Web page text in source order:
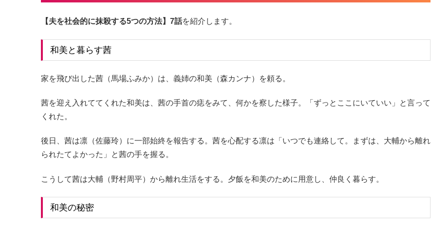
【夫を社会的に抹殺する5つの方法】7話を紹介します。
和美と暮らす茜
家を飛び出した茜（馬場ふみか）は、義姉の和美（森カンナ）を頼る。
茜を迎え入れててくれた和美は、茜の手首の痣をみて、何かを察した様子。「ずっとここにいていい」と言って
くれた。
後日、茜は凛（佐藤玲）に一部始終を報告する。茜を心配する凛は「いつでも連絡して。まずは、大輔から離れ
られたてよかった」と茜の手を握る。
こうして茜は大輔（野村周平）から離れ生活をする。夕飯を和美のために用意し、仲良く暮らす。
和美の秘密